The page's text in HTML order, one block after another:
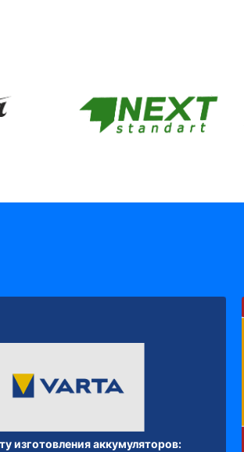
изготовления аккумуляторов: